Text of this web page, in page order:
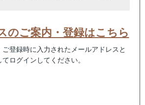
のご案内・登録はこちら
ご登録時に入力されたメールアドレスと
ログインしてください。